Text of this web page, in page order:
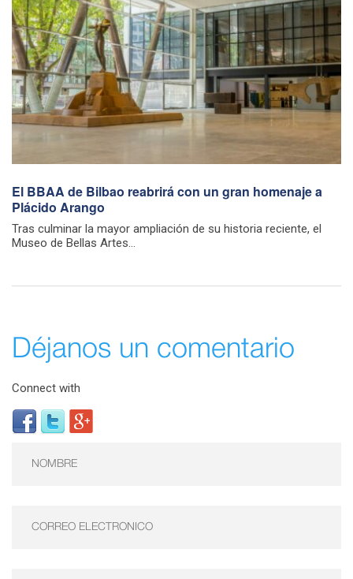
El BBAA de Bilbao reabrirá con un gran homenaje a
Plácido Arango
Tras culminar la mayor ampliación de su historia reciente, el
Museo de Bellas Artes...
Déjanos un comentario
Connect with